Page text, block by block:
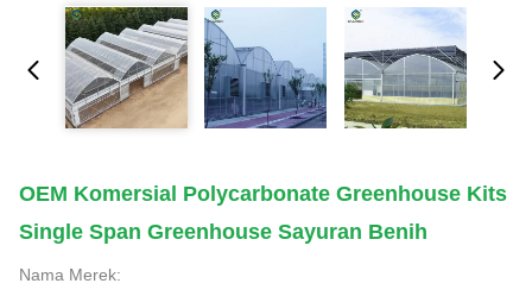
OEM Komersial Polycarbonate Greenhouse Kits
Single Span Greenhouse Sayuran Benih
Nama Merek: